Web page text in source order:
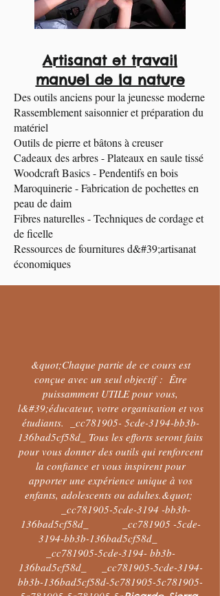
Artisanat et travail
manuel de la nature
Des outils anciens pour la jeunesse moderne
Rassemblement saisonnier et préparation du
matériel
Outils de pierre et bâtons à creuser
Cadeaux des arbres - Plateaux en saule tissé
Woodcraft Basics - Pendentifs en bois
Maroquinerie - Fabrication de pochettes en
peau de daim
Fibres naturelles - Techniques de cordage et
de ficelle
Ressources de fournitures d&#39;artisanat
économiques
&quot;Chaque partie de ce cours est
conçue avec un seul objectif : Être
puissamment UTILE pour vous,
l&#39;éducateur, votre organisation et vos
étudiants. _cc781905- 5cde-3194-bb3b-
136bad5cf58d_ Tous les efforts seront faits
pour vous donner des outils qui renforcent
la confiance et vous inspirent pour
apporter une expérience unique à vos
enfants, adolescents ou adultes.&quot;
_cc781905-5cde-3194 -bb3b-
136bad5cf58d_ _cc781905 -5cde-
3194-bb3b-136bad5cf58d_
_cc781905-5cde-3194- bb3b-
136bad5cf58d_ _cc781905-5cde-3194-
bb3b-136bad5cf58d-5c781905-5c781905-